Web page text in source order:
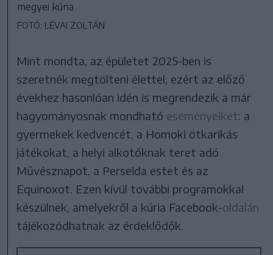
megyei kúria
FOTÓ: LÉVAI ZOLTÁN
Mint mondta, az épületet 2025-ben is
szeretnék megtölteni élettel, ezért az előző
évekhez hasonlóan idén is megrendezik a már
hagyományosnak mondható eseményeiket: a
gyermekek kedvencét, a Homoki ötkarikás
játékokat, a helyi alkotóknak teret adó
Művésznapot, a Perseida estet és az
Equinoxot. Ezen kívül további programokkal
készülnek, amelyekről a kúria Facebook-oldalán
tájékozódhatnak az érdeklődők.